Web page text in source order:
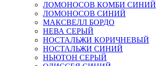
ЛОМОНОСОВ КОМБИ СИНИЙ
ЛОМОНОСОВ СИНИЙ
МАКСВЕЛЛ БОРДО
НЕВА СЕРЫЙ
НОСТАЛЬЖИ КОРИЧНЕВЫЙ
НОСТАЛЬЖИ СИНИЙ
НЬЮТОН СЕРЫЙ